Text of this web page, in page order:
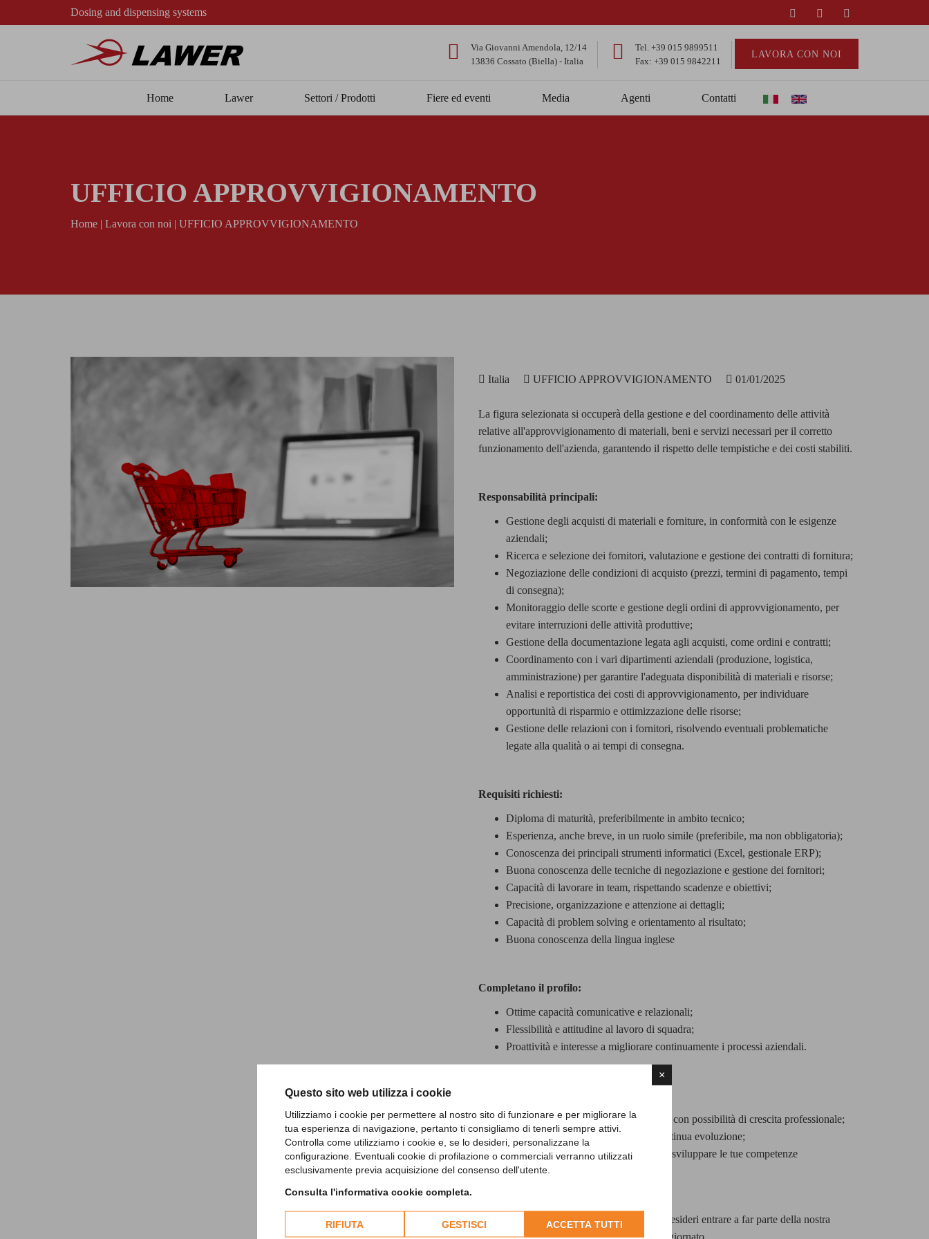
×
Questo sito web utilizza i cookie
Utilizziamo i cookie per permettere al nostro sito di funzionare e per migliorare la
tua esperienza di navigazione, pertanto ti consigliamo di tenerli sempre attivi.
Controlla come utilizziamo i cookie e, se lo desideri, personalizzane la
configurazione. Eventuali cookie di profilazione o commerciali verranno utilizzati
esclusivamente previa acquisizione del consenso dell'utente.
Consulta l'informativa cookie completa.
RIFIUTA GESTISCI ACCETTA TUTTI
Dosing and dispensing systems
Via Giovanni Amendola, 12/14
13836 Cossato (Biella) - Italia
Tel. +39 015 9899511
Fax: +39 015 9842211
LAVORA CON NOI
Home Lawer Settori / Prodotti Fiere ed eventi Media Agenti Contatti
UFFICIO APPROVVIGIONAMENTO
Home | Lavora con noi | UFFICIO APPROVVIGIONAMENTO
Italia UFFICIO APPROVVIGIONAMENTO 01/01/2025
La figura selezionata si occuperà della gestione e del coordinamento delle attività
relative all'approvvigionamento di materiali, beni e servizi necessari per il corretto
funzionamento dell'azienda, garantendo il rispetto delle tempistiche e dei costi stabiliti.
Responsabilità principali:
Gestione degli acquisti di materiali e forniture, in conformità con le esigenze
aziendali;
Ricerca e selezione dei fornitori, valutazione e gestione dei contratti di fornitura;
Negoziazione delle condizioni di acquisto (prezzi, termini di pagamento, tempi
di consegna);
Monitoraggio delle scorte e gestione degli ordini di approvvigionamento, per
evitare interruzioni delle attività produttive;
Gestione della documentazione legata agli acquisti, come ordini e contratti;
Coordinamento con i vari dipartimenti aziendali (produzione, logistica,
amministrazione) per garantire l'adeguata disponibilità di materiali e risorse;
Analisi e reportistica dei costi di approvvigionamento, per individuare
opportunità di risparmio e ottimizzazione delle risorse;
Gestione delle relazioni con i fornitori, risolvendo eventuali problematiche
legate alla qualità o ai tempi di consegna.
Requisiti richiesti:
Diploma di maturità, preferibilmente in ambito tecnico;
Esperienza, anche breve, in un ruolo simile (preferibile, ma non obbligatoria);
Conoscenza dei principali strumenti informatici (Excel, gestionale ERP);
Buona conoscenza delle tecniche di negoziazione e gestione dei fornitori;
Capacità di lavorare in team, rispettando scadenze e obiettivi;
Precisione, organizzazione e attenzione ai dettagli;
Capacità di problem solving e orientamento al risultato;
Buona conoscenza della lingua inglese
Completano il profilo:
Ottime capacità comunicative e relazionali;
Flessibilità e attitudine al lavoro di squadra;
Proattività e interesse a migliorare continuamente i processi aziendali.
Contratto commisurato all’esperienza, con possibilità di crescita professionale;
Ambiente di lavoro dinamico e in continua evoluzione;
Formazione continua e opportunità di sviluppare le tue competenze
professionali;
Se sei una persona motivata, organizzata e desideri entrare a far parte della nostra
azienda, invia la tua candidatura con CV aggiornato.